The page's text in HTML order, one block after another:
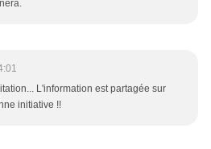
L'information est partagée sur
initiative !!